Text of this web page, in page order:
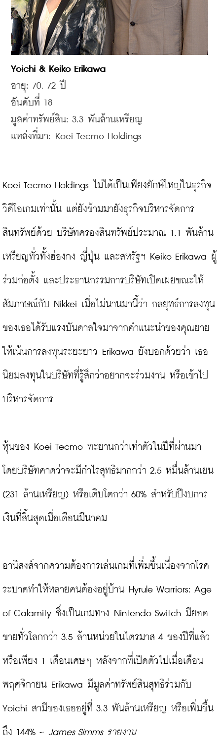
Yoichi & Keiko Erikawa
อายุ: 70, 72 ปี
อันดับที่ 18
มูลค่าทรัพย์สิน: 3.3 พันล้านเหรียญ
แหล่งที่มา: Koei Tecmo Holdings
Koei Tecmo Holdings ไม่ได้เป็นเพียงยักษ์ใหญ่ในธุรกิจ
วิดีโอเกมเท่านั้น แต่ยังข้ามมายังธุรกิจบริหารจัดการ
สินทรัพย์ด้วย บริษัทครองสินทรัพย์ประมาณ 1.1 พันล้าน
เหรียญทั่วทั้งฮ่องกง ญี่ปุ่น และสหรัฐฯ Keiko Erikawa ผู้
ร่วมก่อตั้ง และประธานกรรมการบริษัทเปิดเผยขณะให้
สัมภาษณ์กับ Nikkei เมื่อไม่นานมานี้ว่า กลยุทธ์การลงทุน
ของเธอได้รับแรงบันดาลใจมาจากคำแนะนำของคุณยาย
ให้เน้นการลงทุนระยะยาว Erikawa ยังบอกด้วยว่า เธอ
นิยมลงทุนในบริษัทที่รู้สึกว่าอยากจะร่วมงาน หรือเข้าไป
บริหารจัดการ
หุ้นของ Koei Tecmo ทะยานกว่าเท่าตัวในปีที่ผ่านมา
โดยบริษัทคาดว่าจะมีกำไรสุทธิมากกว่า 2.5 หมื่นล้านเยน
(231 ล้านเหรียญ) หรือเติบโตกว่า 60% สำหรับปีงบการ
เงินที่สิ้นสุดเมื่อเดือนมีนาคม
อานิสงส์จากความต้องการเล่นเกมที่เพิ่มขึ้นเนื่องจากโรค
ระบาดทำให้หลายคนต้องอยู่บ้าน Hyrule Warriors: Age
of Calamity ซึ่งเป็นเกมทาง Nintendo Switch มียอด
ขายทั่วโลกกว่า 3.5 ล้านหน่วยในไตรมาส 4 ของปีที่แล้ว
หรือเพียง 1 เดือนเศษๆ หลังจากที่เปิดตัวไปเมื่อเดือน
พฤศจิกายน Erikawa มีมูลค่าทรัพย์สินสุทธิร่วมกับ
Yoichi สามีของเธออยู่ที่ 3.3 พันล้านเหรียญ หรือเพิ่มขึ้น
ถึง 144% ~ James Simms รายงาน